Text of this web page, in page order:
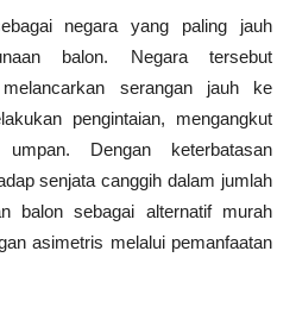
negara yang paling jauh
balon. Negara tersebut
serangan jauh ke
pengintaian, mengangkut
Dengan keterbatasan
senjata canggih dalam jumlah
balon sebagai alternatif murah
asimetris melalui pemanfaatan